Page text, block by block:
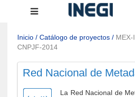
Menú
navegación
Inicio / Catálogo de proyectos /
CNPJF-2014
Red Nacional de
La Red Nacional de